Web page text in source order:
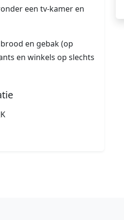
een tv-kamer en
en gebak (op
en winkels op slechts